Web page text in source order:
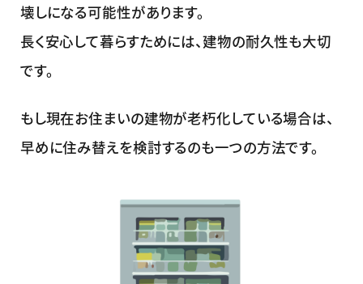
壊しになる可能性があります。
長く安心して暮らすためには、建物の耐久性も大切
です。
もし現在お住まいの建物が老朽化している場合は、
早めに住み替えを検討するのも一つの方法です。